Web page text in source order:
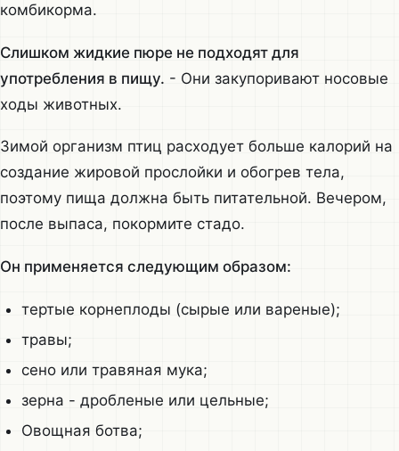
комбикорма.
Слишком жидкие пюре не подходят для
употребления в пищу. - Они закупоривают носовые
ходы животных.
Зимой организм птиц расходует больше калорий на
создание жировой прослойки и обогрев тела,
поэтому пища должна быть питательной. Вечером,
после выпаса, покормите стадо.
Он применяется следующим образом:
тертые корнеплоды (сырые или вареные);
травы;
сено или травяная мука;
зерна - дробленые или цельные;
Овощная ботва;